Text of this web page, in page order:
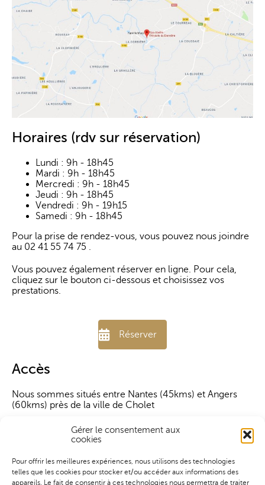
Gérer le consentement aux
cookies
Pour offrir les meilleures expériences, nous utilisons des technologies
telles que les cookies pour stocker et/ou accéder aux informations des
appareils. Le fait de consentir à ces technologies nous permettra de traiter
Horaires (rdv sur réservation)
Lundi : 9h - 18h45
Mardi : 9h - 18h45
Mercredi : 9h - 18h45
Jeudi : 9h - 18h45
Vendredi : 9h - 19h15
Samedi : 9h - 18h45
Pour la prise de rendez-vous, vous pouvez nous joindre
au 02 41 55 74 75 .
Vous pouvez également réserver en ligne. Pour cela,
cliquez sur le bouton ci-dessous et choisissez vos
prestations.
Réserver
Accès
Nous sommes situés entre Nantes (45kms) et Angers
(60kms) près de la ville de Cholet
En venant de Nantes :
sortie N° 6 - puis direction Roussay (suivre
Pancarte Miel)